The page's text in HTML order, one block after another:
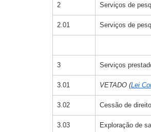
2 Serviços de
2.01 Serviços de
3 Serviços
3.01 VETADO (Lei
3.02 Cessão de
3.03 Exploração de